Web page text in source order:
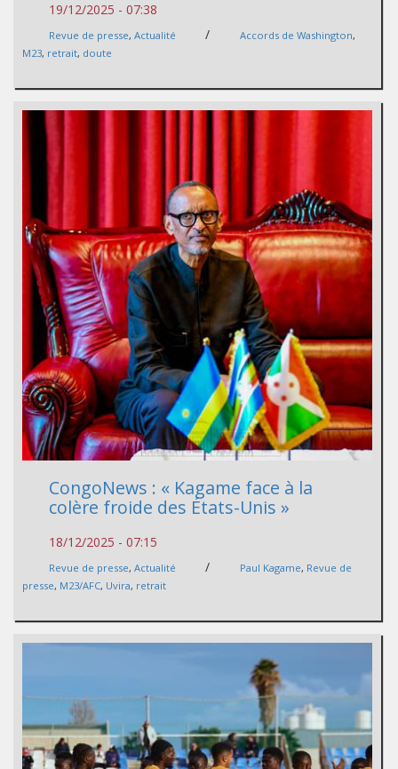
19/12/2025 - 07:38
Revue de presse, Actualité / Accords de Washington,
M23, retrait, doute
CongoNews : « Kagame face à la
colère froide des États-Unis »
18/12/2025 - 07:15
Revue de presse, Actualité / Paul Kagame, Revue de
presse, M23/AFC, Uvira, retrait